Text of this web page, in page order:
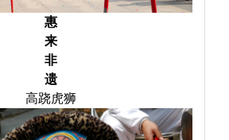
惠
来
非
遗
高跷虎狮